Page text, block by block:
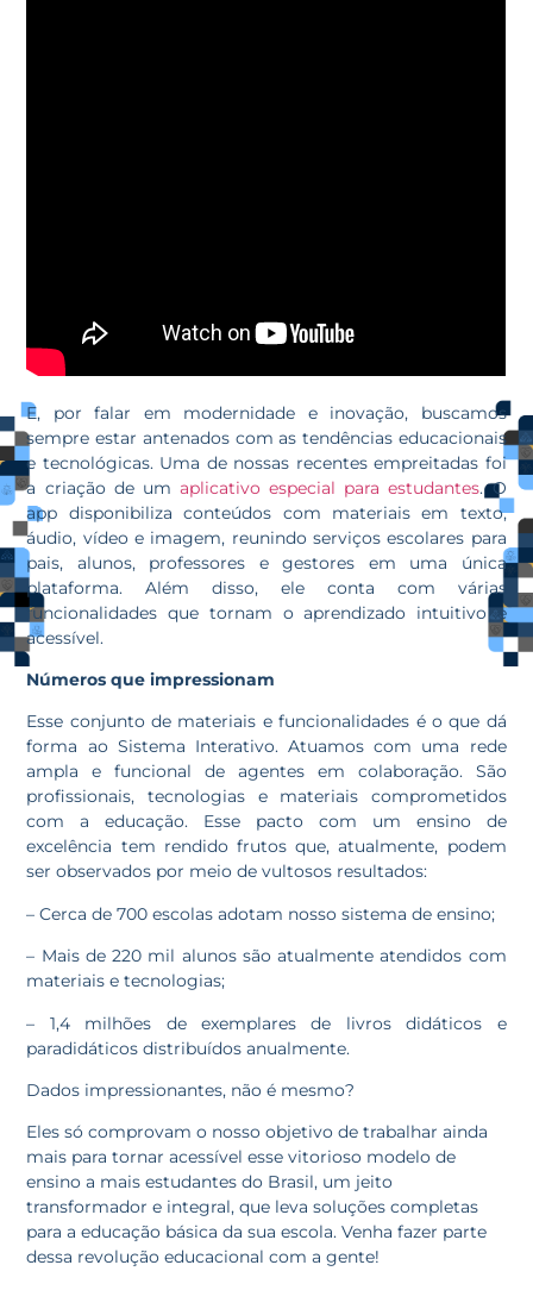
E, por falar em modernidade e inovação, buscamos
sempre estar antenados com as tendências educacionais
e tecnológicas. Uma de nossas recentes empreitadas foi
a criação de um aplicativo especial para estudantes. O
app disponibiliza conteúdos com materiais em texto,
áudio, vídeo e imagem, reunindo serviços escolares para
pais, alunos, professores e gestores em uma única
plataforma. Além disso, ele conta com várias
funcionalidades que tornam o aprendizado intuitivo e
acessível.
Números que impressionam
Esse conjunto de materiais e funcionalidades é o que dá
forma ao Sistema Interativo. Atuamos com uma rede
ampla e funcional de agentes em colaboração. São
profissionais, tecnologias e materiais comprometidos
com a educação. Esse pacto com um ensino de
excelência tem rendido frutos que, atualmente, podem
ser observados por meio de vultosos resultados:
– Cerca de 700 escolas adotam nosso sistema de ensino;
– Mais de 220 mil alunos são atualmente atendidos com
materiais e tecnologias;
– 1,4 milhões de exemplares de livros didáticos e
paradidáticos distribuídos anualmente.
Dados impressionantes, não é mesmo?
Eles só comprovam o nosso objetivo de trabalhar ainda
mais para tornar acessível esse vitorioso modelo de
ensino a mais estudantes do Brasil, um jeito
transformador e integral, que leva soluções completas
para a educação básica da sua escola. Venha fazer parte
dessa revolução educacional com a gente!